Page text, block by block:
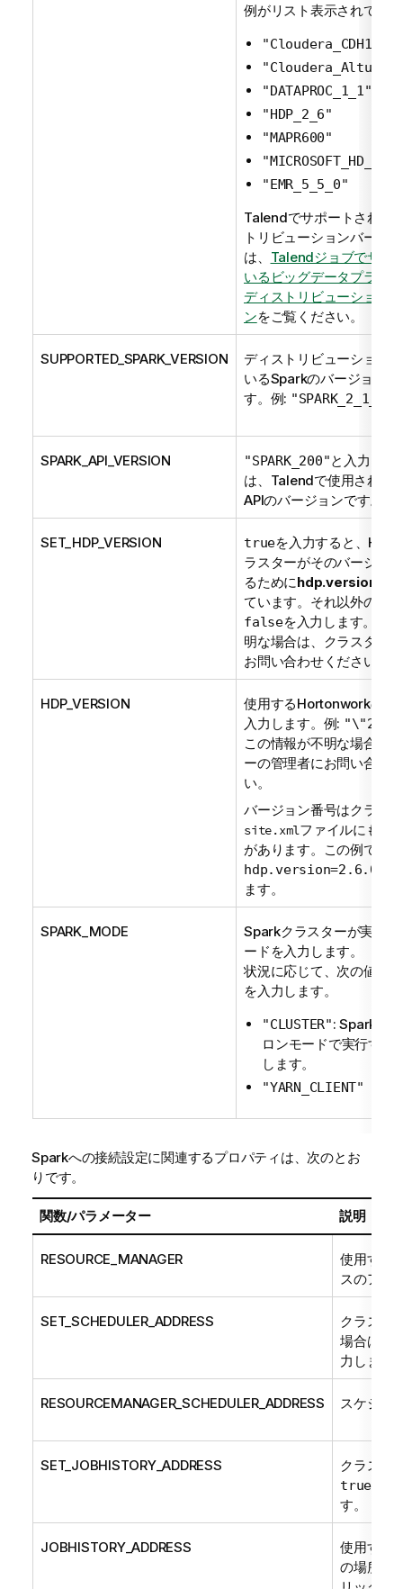
例がリスト表示されてい
"Cloudera_CDH12_5"
"DATAPROC_1_1"
"HDP_2_6"
"MAPR600"
"EMR_5_5_0"
Talendでサポートされて
トリビューションバージ
は、 Talendジョブでサポ
いるビッグデータプラッ
ディストリビューション
ンをご覧ください。
SUPPORTED_SPARK_VERSION
ディストリビューション
いるSparkのバージョン
す。例: "SPARK_2_1_0"
SPARK_API_VERSION "SPARK_200"と入力しま
は、 Talendで使用されて
APIのバージョンです。
SET_HDP_VERSION trueを入力すると、
ラスターがそのバージョ
るためにhdp.version
ています。それ以外の場
falseを入力します。こ
明な場合は、クラスター
お問い合わせください。
HDP_VERSION
使用するHortonworkのバ
入力します。例:
この情報が不明な場合は
ーの管理者にお問い合わ
い。
バージョン番号はクラス
site.xmlファイルにも追
があります。この例では、
hdp.version=2.6.0.3-
ます。
SPARK_MODE
Sparkクラスターが実装
ードを入力します。
状況に応じて、次の値の
を入力します。
"CLUSTER": Sparkの
ロンモードで実行する
します。
"YARN_CLIENT"
Sparkへの接続設定に関連するプロパティは、次のとお
りです。
関数/パラメーター 説明
RESOURCE_MANAGER
使用する
スのアド
SET_SCHEDULER_ADDRESS
クラスタ
場合は
力します
RESOURCEMANAGER_SCHEDULER_ADDRESS スケジュ
SET_JOBHISTORY_ADDRESS クラスタ
true
す。
JOBHISTORY_ADDRESS
使用する
の場所を